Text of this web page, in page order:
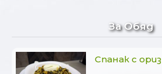
За Обяд
Спанак с